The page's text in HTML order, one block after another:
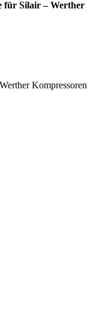
für Silair – Werther
Kompressoren